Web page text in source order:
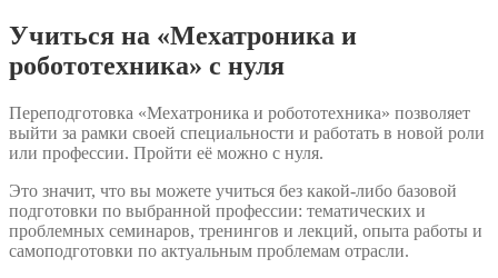
Учиться на «Мехатроника и
робототехника» с нуля
Переподготовка «Мехатроника и робототехника» позволяет
выйти за рамки своей специальности и работать в новой роли
или профессии. Пройти её можно с нуля.
Это значит, что вы можете учиться без какой-либо базовой
подготовки по выбранной профессии: тематических и
проблемных семинаров, тренингов и лекций, опыта работы и
самоподготовки по актуальным проблемам отрасли.